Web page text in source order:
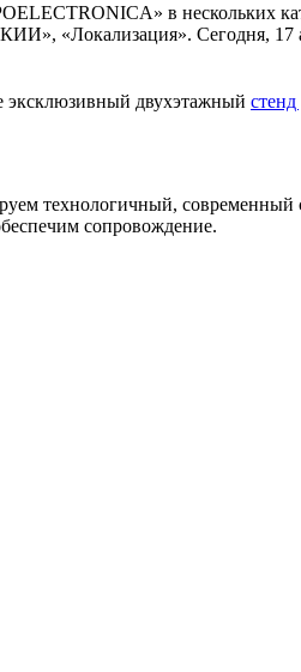
в нескольких
«Локализация». Сегодня, 17
эксклюзивный двухэтажный
технологичный,
сопровождение.